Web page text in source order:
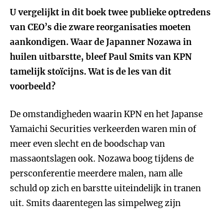
U vergelijkt in dit boek twee publieke optredens
van CEO’s die zware reorganisaties moeten
aankondigen. Waar de Japanner Nozawa in
huilen uitbarstte, bleef Paul Smits van KPN
tamelijk stoïcijns. Wat is de les van dit
voorbeeld?
De omstandigheden waarin KPN en het Japanse
Yamaichi Securities verkeerden waren min of
meer even slecht en de boodschap van
massaontslagen ook. Nozawa boog tijdens de
persconferentie meerdere malen, nam alle
schuld op zich en barstte uiteindelijk in tranen
uit. Smits daarentegen las simpelweg zijn